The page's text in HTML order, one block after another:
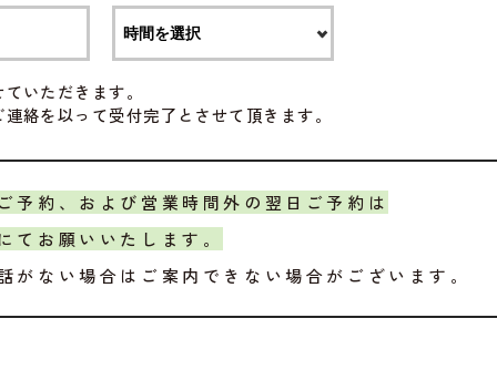
いただきます。
絡を以って受付完了とさせて頂きます。
予約、および営業時間外の翌日ご予約は
てお願いいたします。
がない場合はご案内できない場合がございます。